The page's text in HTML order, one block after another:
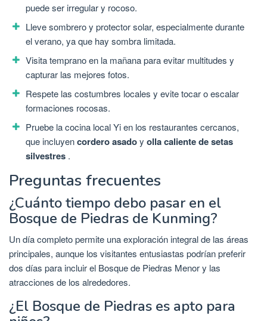
puede ser irregular y rocoso.
Lleve sombrero y protector solar, especialmente durante
el verano, ya que hay sombra limitada.
Visita temprano en la mañana para evitar multitudes y
capturar las mejores fotos.
Respete las costumbres locales y evite tocar o escalar
formaciones rocosas.
Pruebe la cocina local Yi en los restaurantes cercanos,
que incluyencordero asadoy olla caliente de setas
silvestres .
Preguntas frecuentes
¿Cuánto tiempo debo pasar en el
Bosque de Piedras de Kunming?
Un día completo permite una exploración integral de las áreas
principales, aunque los visitantes entusiastas podrían preferir
dos días para incluir el Bosque de Piedras Menor y las
atracciones de los alrededores.
¿El Bosque de Piedras es apto para